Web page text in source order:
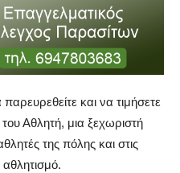
και να τιμήσετε
Αθλητή, μια ξεχωριστή
της πόλης και στις